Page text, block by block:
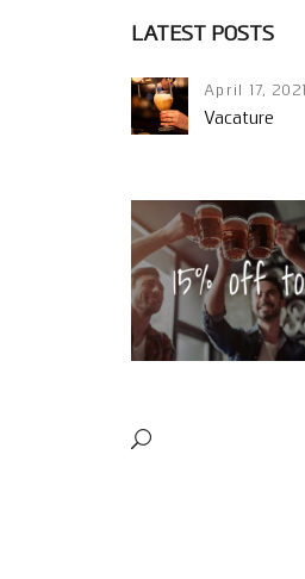
LATEST POSTS
April 17, 2021
Vacature